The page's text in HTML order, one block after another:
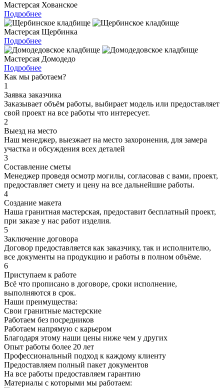
Мастерсая Хованское
Подробнее
Мастерсая Щербинка
Подробнее
Мастерсая Домодедо
Подробнее
Как мы работаем?
1
Заявка заказчика
Заказывает объём работы, выбирает модель или предоставляет
свой проект на все работы что интересует.
2
Выезд на место
Наш менеджер, выезжает на место захоронения, для замера
участка и обсуждения всех деталей
3
Составление сметы
Менеджер проведя осмотр могилы, согласовав с вами, проект,
предоставляет смету и цену на все дальнейшие работы.
4
Создание макета
Наша гранитная мастерская, предоставит бесплатный проект,
при заказе у нас работ изделия.
5
Заключение договора
Договор предоставляется как заказчику, так и исполнителю,
все документы на продукцию и работы в полном объёме.
6
Приступаем к работе
Всё что прописано в договоре, сроки исполнение,
выполняются в срок.
Наши преимущества:
Свои гранитные мастерские
Работаем без посредников
Работаем напрямую с карьером
Благодаря этому наши цены ниже чем у других
Опыт работы более 20 лет
Профессиональный подход к каждому клиенту
Предоставляем полный пакет документов
На все работы предоставляем гарантию
Материалы с которыми мы работаем: